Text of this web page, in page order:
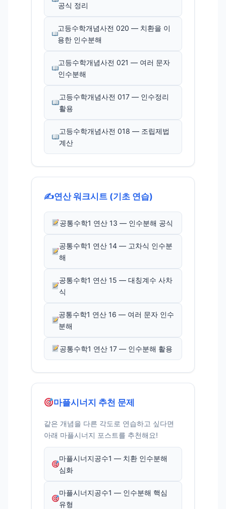
공식 정리
고등수학개념사전 020 — 치환을 이
용한 인수분해
고등수학개념사전 021 — 여러 문자
인수분해
고등수학개념사전 017 — 인수정리
활용
고등수학개념사전 018 — 조립제법
계산
✍️연산 워크시트 (기초 연습)
공통수학1 연산 13 — 인수분해 공식
공통수학1 연산 14 — 고차식 인수분
해
공통수학1 연산 15 — 대칭계수 사차
식
공통수학1 연산 16 — 여러 문자 인수
분해
공통수학1 연산 17 — 인수분해 활용
마플시너지 추천 문제
같은 개념을 다른 각도로 연습하고 싶다면
아래 마플시너지 포스트를 추천해요!
마플시너지공수1 — 치환 인수분해
심화
마플시너지공수1 — 인수분해 핵심
유형